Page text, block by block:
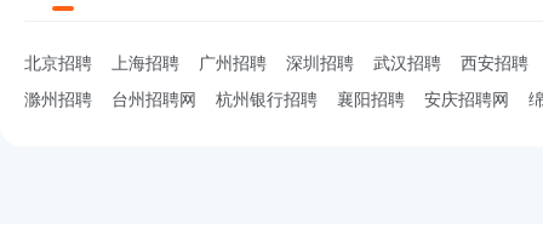
北京招聘 上海招聘 广州招聘 深圳招聘 武汉招聘
西安招聘
滁州招聘
台州招聘网 杭州银行招聘 襄阳招聘 安庆招聘网